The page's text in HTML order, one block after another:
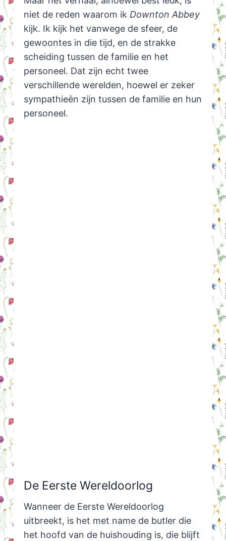
niet de reden waarom ik Downton Abbey
kijk. Ik kijk het vanwege de sfeer, de
gewoontes in die tijd, en de strakke
scheiding tussen de familie en het
personeel. Dat zijn echt twee
verschillende werelden, hoewel er zeker
sympathieën zijn tussen de familie en hun
personeel.
De Eerste Wereldoorlog
Wanneer de Eerste Wereldoorlog
uitbreekt, is het met name de butler die
het hoofd van de huishouding is, die blijft